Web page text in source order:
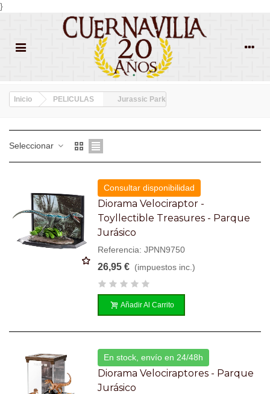
}
Inicio PELICULAS Jurassic Park
Seleccionar
Consultar disponibilidad
Diorama Velociraptor -
Toyllectible Treasures - Parque
Jurásico
Referencia: JPNN9750
26,95 € (impuestos inc.)
Añadir Al Carrito
En stock, envío en 24/48h
Diorama Velociraptores - Parque
Jurásico